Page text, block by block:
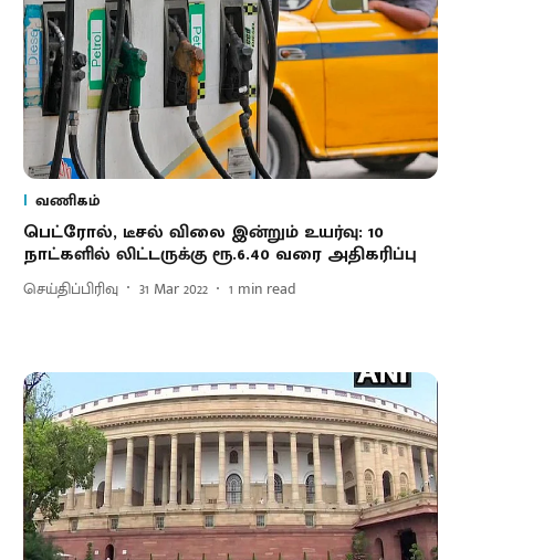
வணிகம்
பெட்ரோல், டீசல் விலை இன்றும் உயர்வு: 10
நாட்களில் லிட்டருக்கு ரூ.6.40 வரை அதிகரிப்பு
செய்திப்பிரிவு 31 Mar 2022 1 min read